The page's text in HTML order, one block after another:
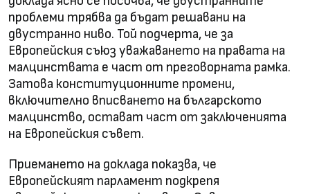
проблеми трябва да бъдат решавани на
двустранно ниво. Той подчерта, че за
Европейския съюз уважаването на правата на
малцинствата е част от преговорната рамка.
Затова конституционните промени,
включително вписването на българското
малцинство, остават част от заключенията
на Европейския съвет.
Приемането на доклада показва, че
Европейският парламент подкрепя